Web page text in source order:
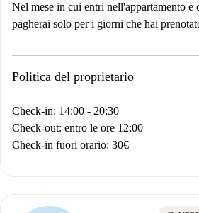
Nel mese in cui entri nell'appartamento e
pagherai solo per i giorni che hai
Politica del proprietario
Check-in: 14:00 - 20:30
Check-out: entro le ore 12:00
Check-in fuori orario: 30€